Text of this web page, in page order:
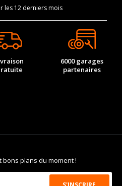
les 12 derniers mois
6000 garages
partenaires
plans du moment !